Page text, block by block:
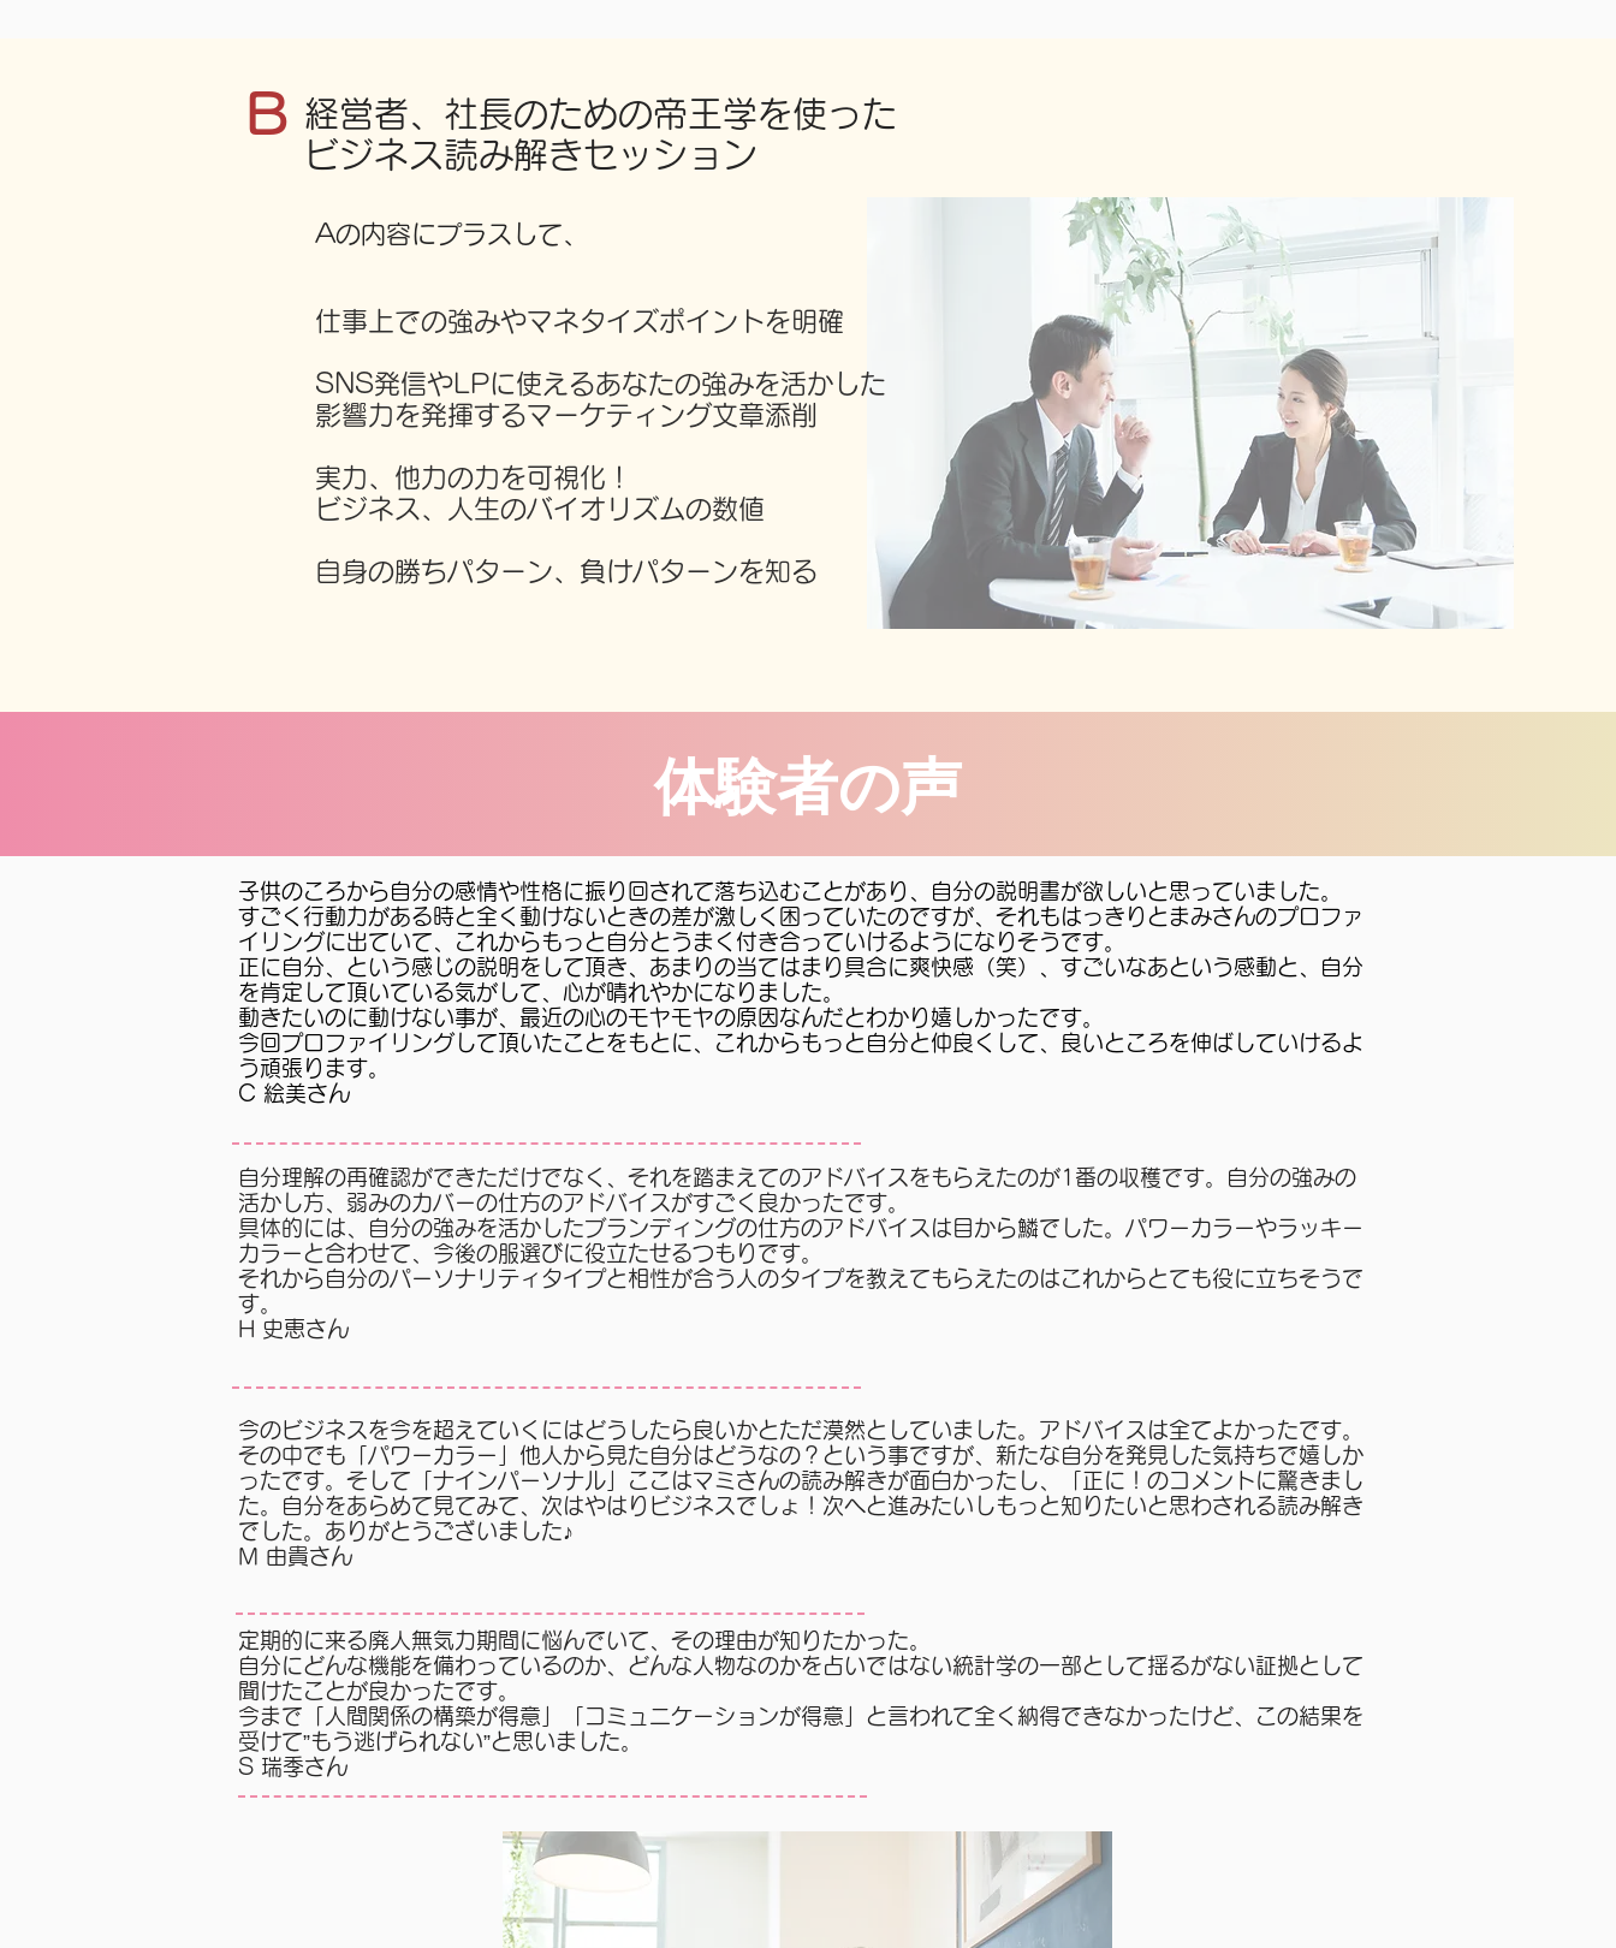
B 経営者、社長のための帝王学を使った
ビジネス読み解きセッション
​仕事上での強みやマネタイズポイントを明確
SNS発信やLPに使えるあなたの強みを活かした
影響力を発揮するマーケティング文章添削
実力、他力の力を可視化！
ビジネス、人生のバイオリズムの数値
自身の勝ちパターン、負けパターンを知る
Aの内容にプラスして、
体験者の声
子供のころから自分の感情や性格に振り回されて落ち込むことがあり、自分の説明書が欲しいと思っていました。
すごく行動力がある時と全く動けないときの差が激しく困っていたのですが、それもはっきりとまみさんのプロファ
イリングに出ていて、これからもっと自分とうまく付き合っていけるようになりそうです。
正に自分、という感じの説明をして頂き、あまりの当てはまり具合に爽快感（笑）、すごいなあという感動と、自分
を肯定して頂いている気がして、心が晴れやかになりました。
動きたいのに動けない事が、最近の心のモヤモヤの原因なんだとわかり嬉しかったです。
今回プロファイリングして頂いたことをもとに、これからもっと自分と仲良くして、良いところを伸ばしていけるよ
う頑張ります。
C 絵美さん
自分理解の再確認ができただけでなく、それを踏まえてのアドバイスをもらえたのが1番の収穫です。自分の強みの
活かし方、弱みのカバーの仕方のアドバイスがすごく良かったです。
具体的には、自分の強みを活かしたブランディングの仕方のアドバイスは目から鱗でした。パワーカラーやラッキー
カラーと合わせて、今後の服選びに役立たせるつもりです。
それから自分のパーソナリティタイプと相性が合う人のタイプを教えてもらえたのはこれからとても役に立ちそうで
す。
H 史恵さん
今のビジネスを今を超えていくにはどうしたら良いかとただ漠然としていました。アドバイスは全てよかったです。
その中でも「パワーカラー」他人から見た自分はどうなの？という事ですが、新たな自分を発見した気持ちで嬉しか
ったです。そして「ナインパーソナル」ここはマミさんの読み解きが面白かったし、「正に！のコメントに驚きまし
た。自分をあらめて見てみて、次はやはりビジネスでしょ！次へと進みたいしもっと知りたいと思わされる読み解き
でした。ありがとうございました♪
M 由貴さん
定期的に来る廃人無気力期間に悩んでいて、その理由が知りたかった。
自分にどんな機能を備わっているのか、どんな人物なのかを占いではない統計学の一部として揺るがない証拠として
聞けたことが良かったです。
今まで「人間関係の構築が得意」「コミュニケーションが得意」と言われて全く納得できなかったけど、この結果を
受けて”もう逃げられない”と思いました。
S 瑞季​さん